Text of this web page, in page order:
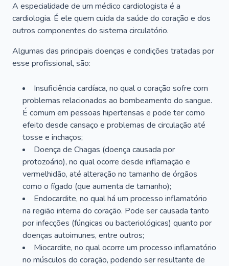
A especialidade de um médico cardiologista é a
cardiologia. É ele quem cuida da saúde do coração e dos
outros componentes do sistema circulatório.
Algumas das principais doenças e condições tratadas por
esse profissional, são:
Insuficiência cardíaca, no qual o coração sofre com
problemas relacionados ao bombeamento do sangue.
É comum em pessoas hipertensas e pode ter como
efeito desde cansaço e problemas de circulação até
tosse e inchaços;
Doença de Chagas (doença causada por
protozoário), no qual ocorre desde inflamação e
vermelhidão, até alteração no tamanho de órgãos
como o fígado (que aumenta de tamanho);
Endocardite, no qual há um processo inflamatório
na região interna do coração. Pode ser causada tanto
por infecções (fúngicas ou bacteriológicas) quanto por
doenças autoimunes, entre outros;
Miocardite, no qual ocorre um processo inflamatório
no músculos do coração, podendo ser resultante de